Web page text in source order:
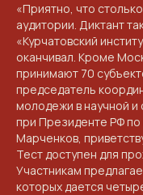
«Приятно, что
аудитории. Диктант
«Курчатовский
оканчивал. Кроме
принимают 70
председатель
молодежи в научной
при Президенте РФ
Марченков,
Тест доступен для
Участникам
которых дается